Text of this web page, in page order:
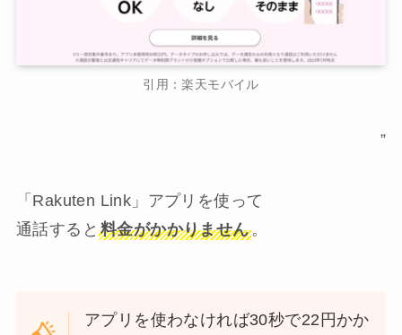
引用：楽天モバイル
”
「Rakuten Link」アプリを使って
通話すると 料金がかかりません。
アプリを使わなければ30秒で22円かか